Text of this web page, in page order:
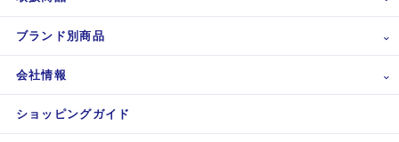
ブランド別商品
会社情報
ショッピングガイド